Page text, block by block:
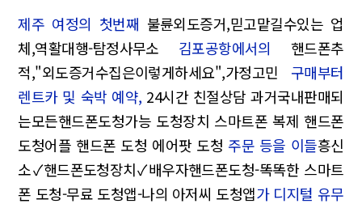
제주 여정의 첫번째 불륜외도증거,믿고맡길수있는 업
체,역활대행-탐정사무소 김포공항에서의 핸드폰추
적,"외도증거수집은이렇게하세요",가정고민 구매부터
렌트카 및 숙박 예약, 24시간 친절상담 과거국내판매되
는모든핸드폰도청가능 도청장치 스마트폰 복제 핸드폰
도청어플 핸드폰 도청 에어팟 도청 주문 등을 이들흥신
소✓핸드폰도청장치✓배우자핸드폰도청-똑똑한 스마트
폰 도청-무료 도청앱-나의 아저씨 도청앱가 디지털 유무